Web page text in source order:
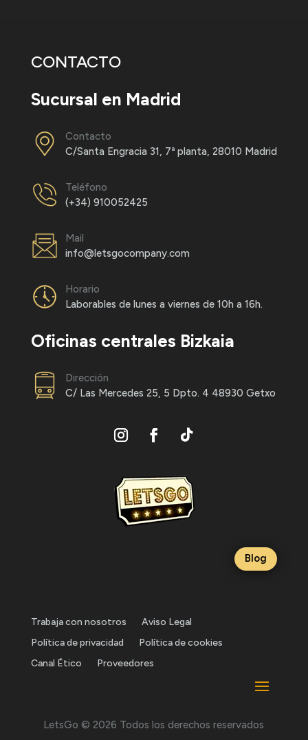
CONTACTO
Sucursal en Madrid
Contacto
C/Santa Engracia 31, 7ª planta, 28010 Madrid
Teléfono
(+34) 910052425
Mail
info@letsgocompany.com
Horario
Laborables de lunes a viernes de 10h a 16h.
Oficinas centrales Bizkaia
Dirección
C/ Las Mercedes 25, 5 Dpto. 4 48930 Getxo
Blog
Trabaja con nosotros
Aviso Legal
Política de privacidad
Política de cookies
Canal Ético
Proveedores
LetsGo © 2026 Todos los derechos reservados